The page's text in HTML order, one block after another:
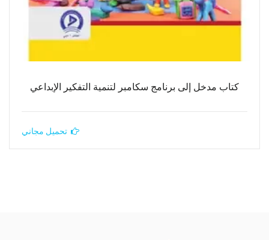
كتاب مدخل إلى برنامج سكامبر لتنمية التفكير الإبداعي
تحميل مجاني